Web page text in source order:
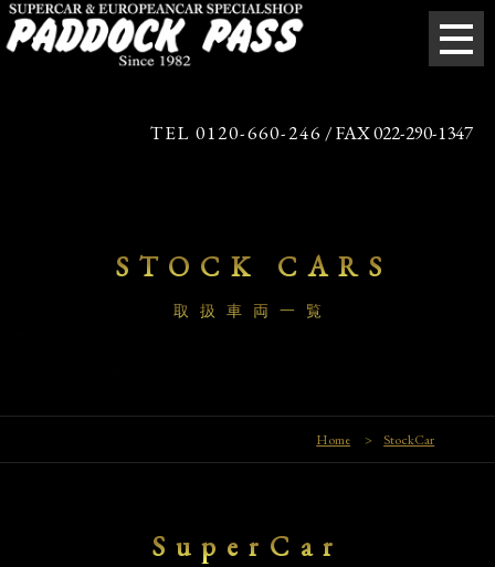
TEL 0120-660-246 / FAX 022-290-1347
STOCK CARS
取扱車両一覧
Home > StockCar
SuperCar